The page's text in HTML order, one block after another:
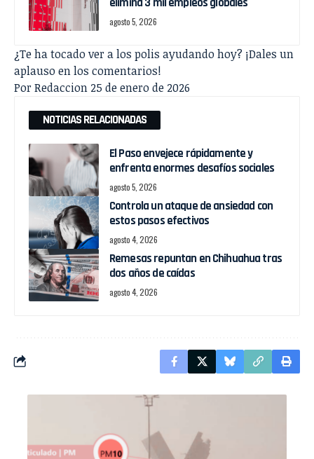
agosto 5, 2026
¿Te ha tocado ver a los polis ayudando hoy? ¡Dales un
aplauso en los comentarios!
Por Redaccion 25 de enero de 2026
NOTICIAS RELACIONADAS
El Paso envejece rápidamente y
enfrenta enormes desafíos sociales
agosto 5, 2026
Controla un ataque de ansiedad con
estos pasos efectivos
agosto 4, 2026
Remesas repuntan en Chihuahua tras
dos años de caídas
agosto 4, 2026